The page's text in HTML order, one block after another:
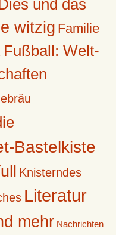
Dies und das
witzig Familie
Fußball: Welt-
Bastelkiste
Knisterndes
Literatur
mehr Nachrichten